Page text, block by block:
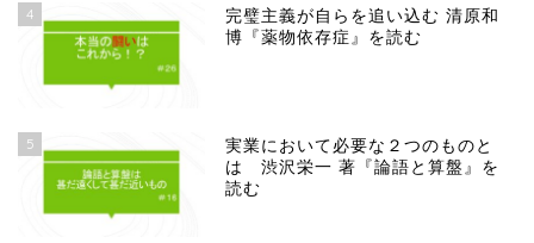
4
完璧主義が自らを追い込む 清原和
博『薬物依存症』を読む
5
実業において必要な２つのものと
は 渋沢栄一 著『論語と算盤』を
読む